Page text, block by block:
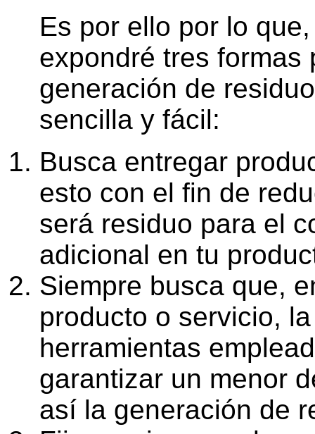
Es por ello por lo
expondré tres formas
generación de
sencilla y fácil:
Busca entregar
esto con el fin de
será residuo para el
adicional en tu
Siempre busca que,
producto o servicio,
herramientas
garantizar un menor
así la generación de